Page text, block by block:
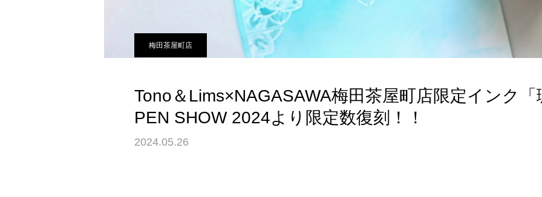
梅田茶屋町店
Tono＆Lims×NAGASAWA梅田茶屋町店限定インク「
PEN SHOW 2024より限定数復刻！！
2024.05.26